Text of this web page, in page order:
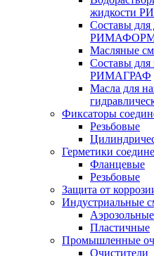
жидкости
Составы для
Масляные
Составы для
РИМАГРАФ
Масла для
Фиксаторы
Резьбовые
Герметики
Фланцевые
Резьбовые
Защита от
Индустриальные
Аэрозольные
Пластичные
Промышленные
Очистители